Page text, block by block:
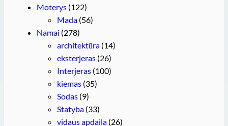
Moterys (122)
Mada (56)
Namai (278)
architektūra (14)
eksterjeras (26)
Interjeras (100)
kiemas (35)
Sodas (9)
Statyba (33)
vidaus apdaila (26)